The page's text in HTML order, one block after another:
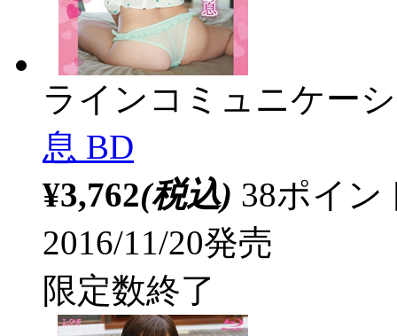
ラインコミュニケー
息 BD
¥3,762(税込) 38ポイ
2016/11/20発売
限定数終了